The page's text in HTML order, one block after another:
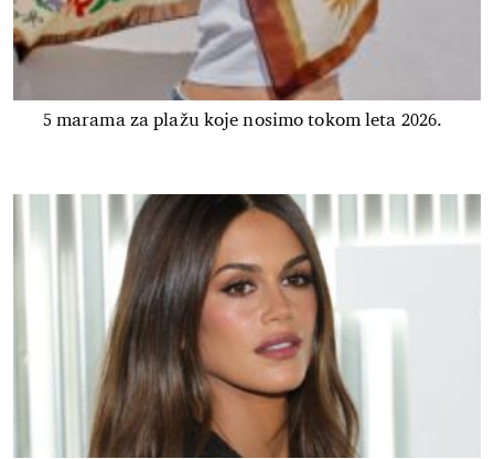
5 marama za plažu koje nosimo tokom leta 2026.